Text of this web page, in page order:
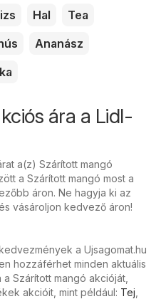
Hal
Tea
Ananász
ára a Lidl-
a(z) Szárított mangó
a Szárított mangó most a
áron. Ne hagyja ki az
vásároljon kedvező áron!
a Ujsagomat.hu
hozzáférhet minden aktuális
Szárított mangó akcióját,
akcióit, mint például: Tej